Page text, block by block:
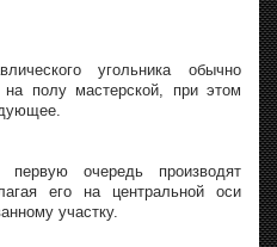
угольника обычно
полу мастерской, при этом
очередь производят
его на центральной оси
участку.